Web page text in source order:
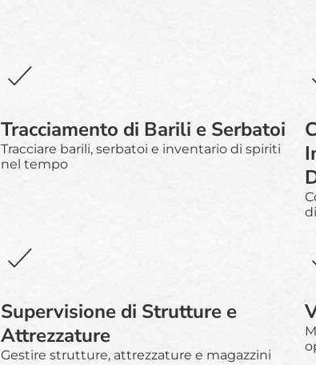
Tracciamento di Barili e Serbatoi
Tracciare barili, serbatoi e inventario di spiriti
nel tempo
Supervisione di Strutture e
Attrezzature
Gestire strutture, attrezzature e magazzini